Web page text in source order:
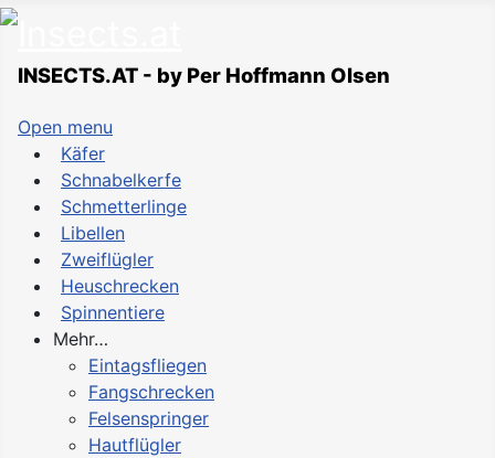
INSECTS.AT - by Per Hoffmann Olsen
Open menu
Käfer
Schnabelkerfe
Schmetterlinge
Libellen
Zweiflügler
Heuschrecken
Spinnentiere
Mehr…
Eintagsfliegen
Fangschrecken
Felsenspringer
Hautflügler